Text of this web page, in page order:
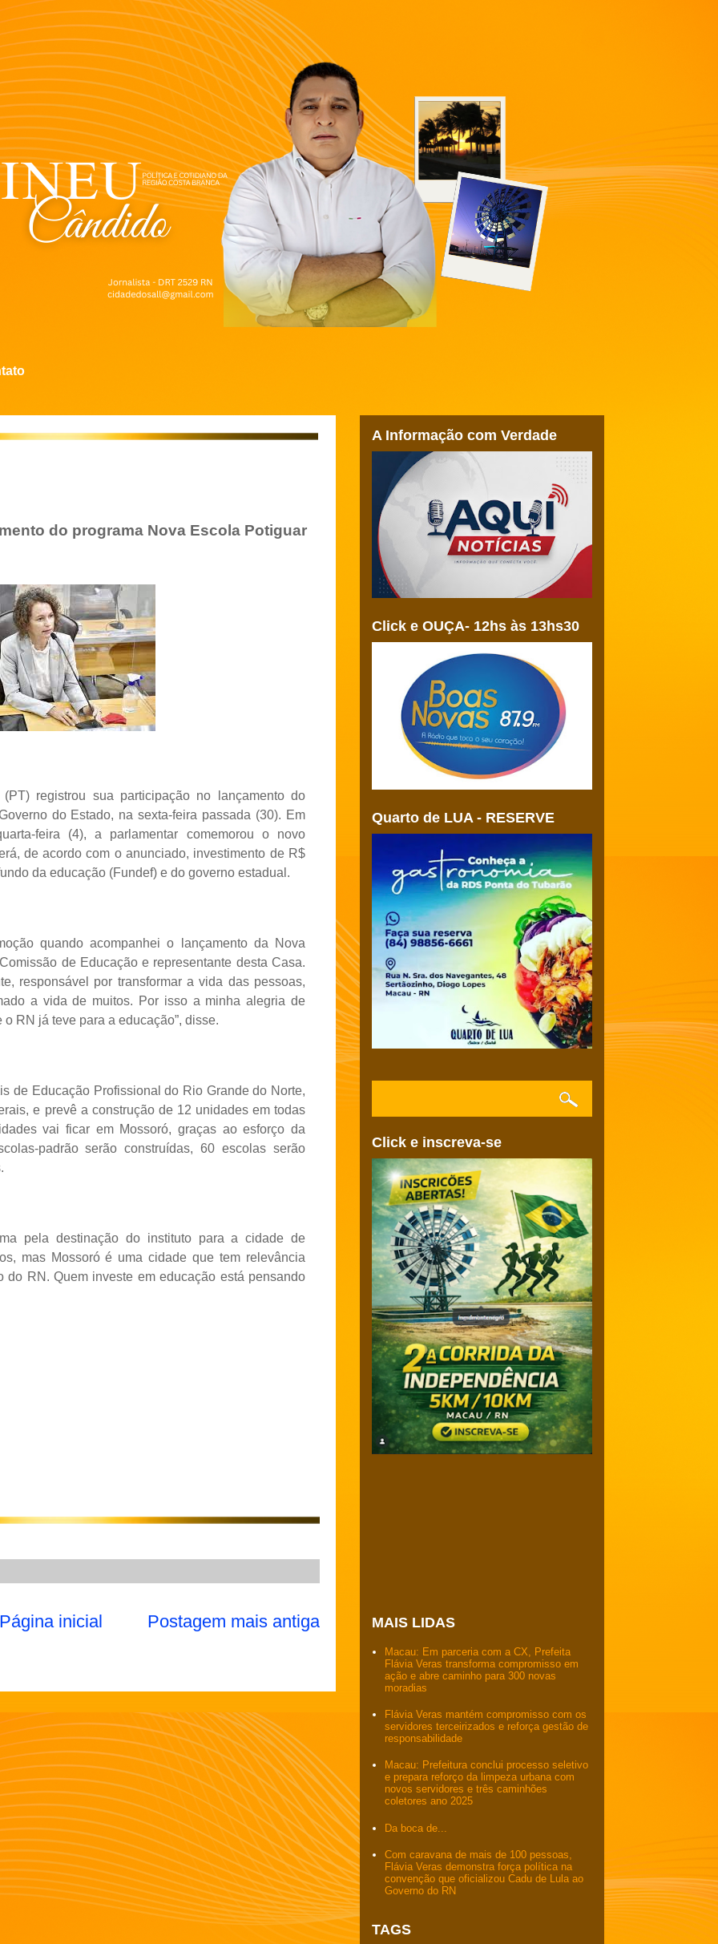
do programa Nova Escola Potiguar
registrou sua participação no lançamento do
do Estado, na sexta-feira passada (30). Em
feira (4), a parlamentar comemorou o novo
de acordo com o anunciado, investimento de R$
da educação (Fundef) e do governo estadual.
quando acompanhei o lançamento da Nova
de Educação e representante desta Casa.
responsável por transformar a vida das pessoas,
a vida de muitos. Por isso a minha alegria de
RN já teve para a educação”, disse.
de Educação Profissional do Rio Grande do Norte,
e prevê a construção de 12 unidades em todas
vai ficar em Mossoró, graças ao esforço da
padrão serão construídas, 60 escolas serão
pela destinação do instituto para a cidade de
mas Mossoró é uma cidade que tem relevância
do RN. Quem investe em educação está pensando
Postagem mais antiga
Página inicial
A Informação com Verdade
Click e OUÇA- 12hs às 13hs30
Quarto de LUA - RESERVE
Click e inscreva-se
MAIS LIDAS
Macau: Em parceria com a CX, Prefeita
Flávia Veras transforma compromisso em
ação e abre caminho para 300 novas
moradias
Flávia Veras mantém compromisso com os
servidores terceirizados e reforça gestão de
responsabilidade
Macau: Prefeitura conclui processo seletivo
e prepara reforço da limpeza urbana com
novos servidores e três caminhões
coletores ano 2025
Da boca de...
Com caravana de mais de 100 pessoas,
Flávia Veras demonstra força política na
convenção que oficializou Cadu de Lula ao
Governo do RN
TAGS